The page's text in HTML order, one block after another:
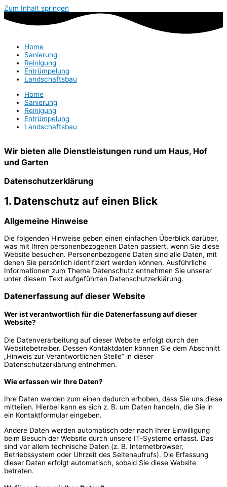
Zum Inhalt springen
Home
Sanierung
Reinigung
Entrümpelung
Landschaftsbau
Home
Sanierung
Reinigung
Entrümpelung
Landschaftsbau
Wir bieten alle Dienstleistungen rund um Haus, Hof
und Garten
Datenschutz­erklärung
1. Datenschutz auf einen Blick
Allgemeine Hinweise
Die folgenden Hinweise geben einen einfachen Überblick darüber,
was mit Ihren personenbezogenen Daten passiert, wenn Sie diese
Website besuchen. Personenbezogene Daten sind alle Daten, mit
denen Sie persönlich identifiziert werden können. Ausführliche
Informationen zum Thema Datenschutz entnehmen Sie unserer
unter diesem Text aufgeführten Datenschutzerklärung.
Datenerfassung auf dieser Website
Wer ist verantwortlich für die Datenerfassung auf dieser
Website?
Die Datenverarbeitung auf dieser Website erfolgt durch den
Websitebetreiber. Dessen Kontaktdaten können Sie dem Abschnitt
„Hinweis zur Verantwortlichen Stelle“ in dieser
Datenschutzerklärung entnehmen.
Wie erfassen wir Ihre Daten?
Ihre Daten werden zum einen dadurch erhoben, dass Sie uns diese
mitteilen. Hierbei kann es sich z. B. um Daten handeln, die Sie in
ein Kontaktformular eingeben.
Andere Daten werden automatisch oder nach Ihrer Einwilligung
beim Besuch der Website durch unsere IT-Systeme erfasst. Das
sind vor allem technische Daten (z. B. Internetbrowser,
Betriebssystem oder Uhrzeit des Seitenaufrufs). Die Erfassung
dieser Daten erfolgt automatisch, sobald Sie diese Website
betreten.